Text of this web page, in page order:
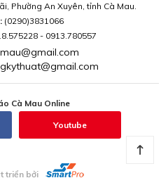
Phường An Xuyên, tỉnh Cà Mau.
(0290)3831066
- 0913.780557
Cà Mau Online
Youtube
triển bởi